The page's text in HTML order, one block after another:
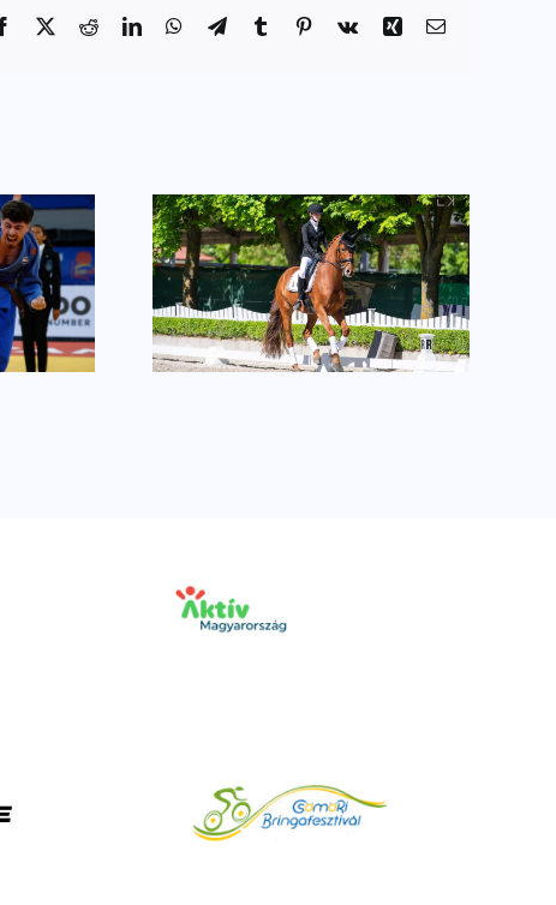
Facebook RedditLinkedInWhatsApp
TelegramTumblr Pinterest
Vk Xing Email:
csömöri
Eb-n
Utazhat az Eb-re